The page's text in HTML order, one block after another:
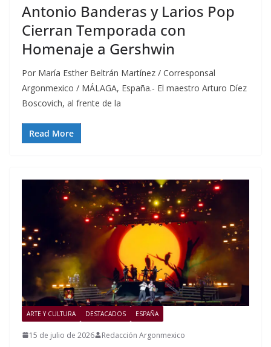
Antonio Banderas y Larios Pop
Cierran Temporada con
Homenaje a Gershwin
Por María Esther Beltrán Martínez / Corresponsal
Argonmexico / MÁLAGA, España.- El maestro Arturo Díez
Boscovich, al frente de la
Read More
ARTE Y CULTURA DESTACADOS ESPAÑA
15 de julio de 2026 Redacción Argonmexico